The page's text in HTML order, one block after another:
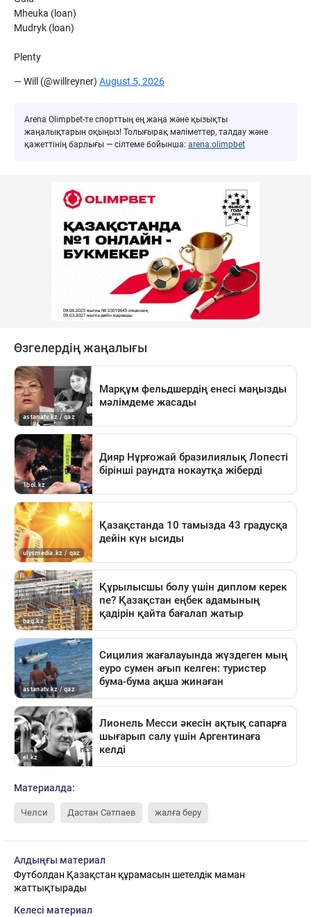
Mheuka (loan)
Mudryk (loan)
Plenty
— Will (@willreyner) August 5, 2026
Arena Olimpbet-те спорттың ең жаңа және қызықты
жаңалықтарын оқыңыз! Толығырақ мәліметтер, талдау және
қажеттінің барлығы — сілтеме бойынша: arena.olimpbet
Материалда:
Челси Дастан Сәтпаев жалға беру
Алдыңғы материал
Футболдан Қазақстан құрамасын шетелдік маман
жаттықтырады
Келесі материал